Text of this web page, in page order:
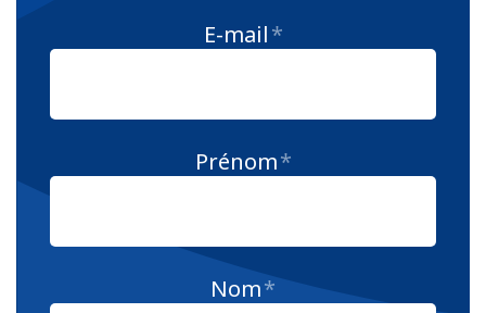
E-mail*
Prénom*
Nom*